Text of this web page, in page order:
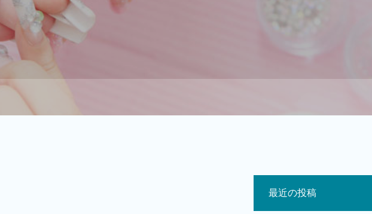
最近の投稿